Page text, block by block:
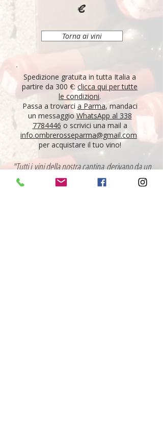
€
Torna ai vini
Spedizione gratuita in tutta Italia a
partire da 300 €:clicca qui per tutte
le condizioni.
Passa a trovarci a Parma, mandaci
un messaggioWhatsApp al 338
7784446 o scrivici una mail a
info.ombrerosseparma@gmail.com
per acquistare il tuo vino!
"Tutti i vini della nostra cantina derivano da un
lungo percorso di ricerca, iniziato nel 1995 con
l'apertura di Ombre Rosse, che prosegue tutt'oggi.